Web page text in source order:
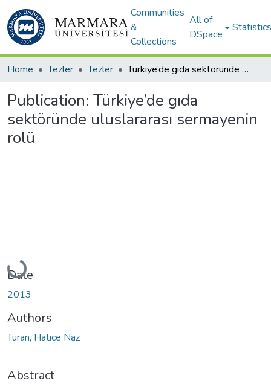
Communities
&
Collections
All of
DSpace
Statistics
Home Tezler Tezler Türkiye’de gıda sektöründe uluslararası sermayenin rolü
Publication: Türkiye’de gıda
sektöründe uluslararası sermayenin
rolü
Loading...
Date
2013
Authors
Turan, Hatice Naz
Abstract